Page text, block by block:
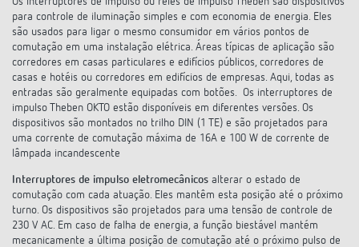
Controlo da hora e da luz
Controlo da climatização
Acessórios
Comutação e regulação de LEDs
Medição inteligente
Referências
Informações atuais
Cooperacoes
Ambiente
Design
Linha direta
Pessoa de contacto
Consulta
Como chegar
Distribuicao global
Pesquisador de produtos
Biblioteca de mídia
Smart Metering
LUXORliving
para controle de iluminação simples e com economia de energia. Eles
são usados para ligar o mesmo consumidor em vários pontos de
comutação em uma instalação elétrica. Áreas típicas de aplicação são
corredores em casas particulares e edifícios públicos, corredores de
casas e hotéis ou corredores em edifícios de empresas. Aqui, todas as
entradas são geralmente equipadas com botões. Os interruptores de
impulso Theben OKTO estão disponíveis em diferentes versões. Os
dispositivos são montados no trilho DIN (1 TE) e são projetados para
uma corrente de comutação máxima de 16A e 100 W de corrente de
lâmpada incandescente
Interruptores de impulso eletromecânicos alterar o estado de
comutação com cada atuação. Eles mantêm esta posição até o próximo
turno. Os dispositivos são projetados para uma tensão de controle de
230 V AC. Em caso de falha de energia, a função biestável mantém
mecanicamente a última posição de comutação até o próximo pulso de